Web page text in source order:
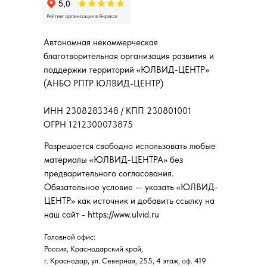
Использование изображения гражданина:
что нужно знать НКО?
Практические аспекты законодательства о
персональных данных и информационная
безопасность НКО
Личный кабинет НКО на портале
Минюста: программы/мероприятия и
имущество НКО в ежегодном отчете
Командировки и иные деловые поездки
работников, добровольцев и активистов в
НКО: правовые аспекты,
налогообложение и бухгалтерский учет
Личный кабинет НКО на портале
Минюста: законодательные требования и
Головной офис:
Россия, Краснодарский край,
г. Краснодар, ул. Северная, 255, 4 этаж, оф. 419
Разрешается свободно использовать любые
материалы «ЮЛВИД-ЦЕНТРА» без
предварительного согласования.
Обязательное условие — указать «ЮЛВИД-
ЦЕНТР» как источник и добавить ссылку на
наш сайт - https://www.ulvid.ru
Автономная некоммерческая
благотворительная организация развития и
поддержки территорий «ЮЛВИД-ЦЕНТР»
(АНБО РПТР ЮЛВИД-ЦЕНТР)
ИНН 2308283348 / КПП 230801001
ОГРН 1212300073875